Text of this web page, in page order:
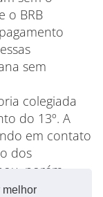
melhor
o BRB
sem
colegiada
do 13º. A
em contato
dos
porém,
só irá ser